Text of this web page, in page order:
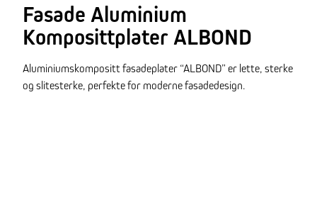
Fasade Aluminium
Komposittplater ALBOND
Aluminiumskompositt fasadeplater “ALBOND” er lette, sterke
og slitesterke, perfekte for moderne fasadedesign.